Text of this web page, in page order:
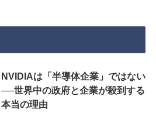
NVIDIAは「半導体企業」ではない
──世界中の政府と企業が殺到する
本当の理由